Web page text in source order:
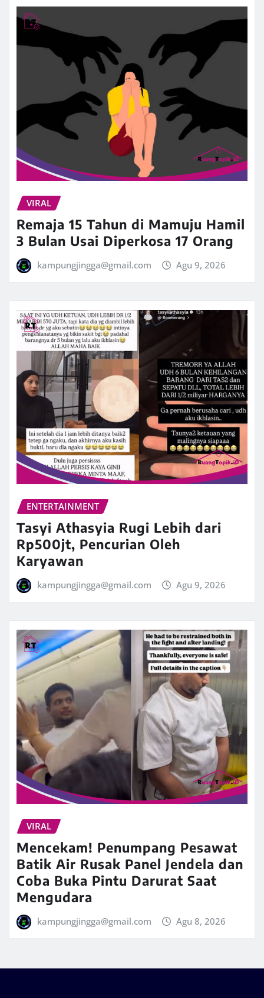
VIRAL
Remaja 15 Tahun di Mamuju Hamil
3 Bulan Usai Diperkosa 17 Orang
kampungjingga@gmail.com Agu 9, 2026
ENTERTAINMENT
Tasyi Athasyia Rugi Lebih dari
Rp500jt, Pencurian Oleh
Karyawan
kampungjingga@gmail.com Agu 9, 2026
VIRAL
Mencekam! Penumpang Pesawat
Batik Air Rusak Panel Jendela dan
Coba Buka Pintu Darurat Saat
Mengudara
kampungjingga@gmail.com Agu 8, 2026